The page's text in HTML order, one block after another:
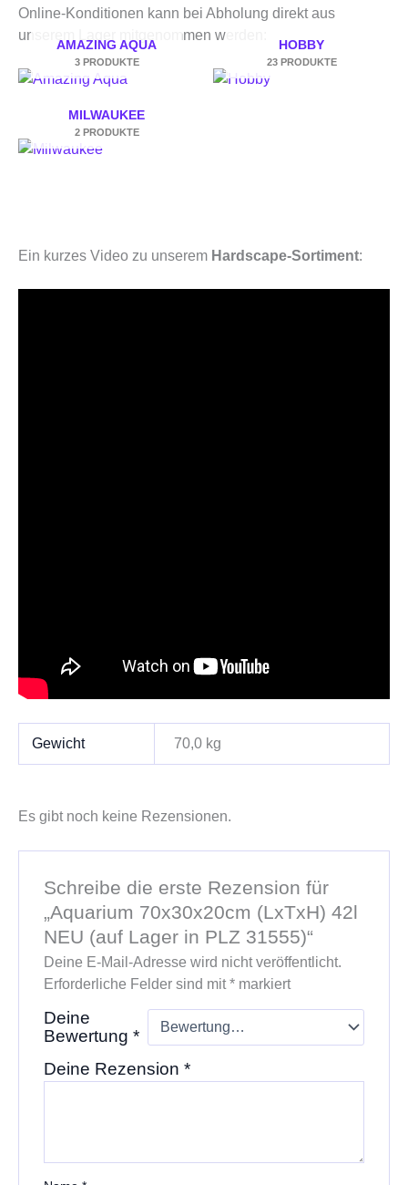
Online-Konditionen kann bei Abholung direkt aus
unserem Lager mitgenommen werden:
AMAZING AQUA
3 PRODUKTE
HOBBY
23 PRODUKTE
MILWAUKEE
2 PRODUKTE
Ein kurzes Video zu unserem Hardscape-Sortiment:
Gewicht 70,0 kg
Es gibt noch keine Rezensionen.
Schreibe die erste Rezension für
„Aquarium 70x30x20cm (LxTxH) 42l
NEU (auf Lager in PLZ 31555)“
Deine E-Mail-Adresse wird nicht veröffentlicht.
Erforderliche Felder sind mit*markiert
Deine
Bewertung *
Deine Rezension *